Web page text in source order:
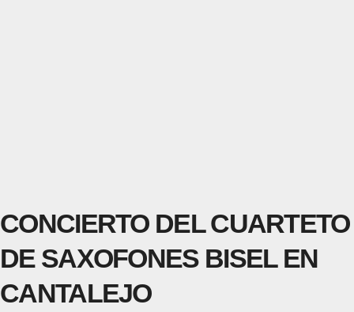
CONCIERTO DEL CUARTETO
DE SAXOFONES BISEL EN
CANTALEJO